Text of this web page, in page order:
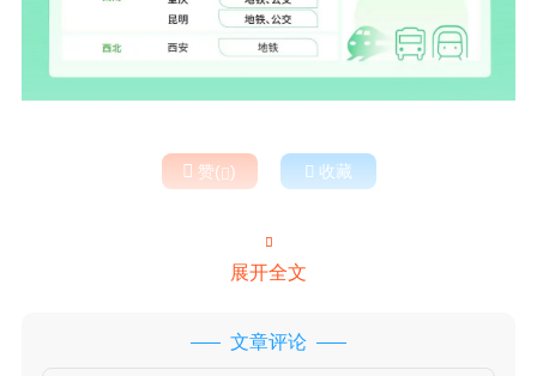
 赞()  收藏

展开全文
文章评论